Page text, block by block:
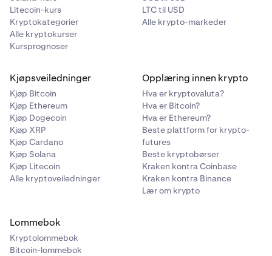
Litecoin-kurs
Kryptokategorier
Alle kryptokurser
Kursprognoser
LTC til USD
Alle krypto-markeder
Kjøpsveiledninger
Kjøp Bitcoin
Kjøp Ethereum
Kjøp Dogecoin
Kjøp XRP
Kjøp Cardano
Kjøp Solana
Kjøp Litecoin
Alle kryptoveiledninger
Opplæring innen krypto
Hva er kryptovaluta?
Hva er Bitcoin?
Hva er Ethereum?
Beste plattform for krypto-
futures
Beste kryptobørser
Kraken kontra Coinbase
Kraken kontra Binance
Lær om krypto
Lommebok
Kryptolommebok
Bitcoin-lommebok